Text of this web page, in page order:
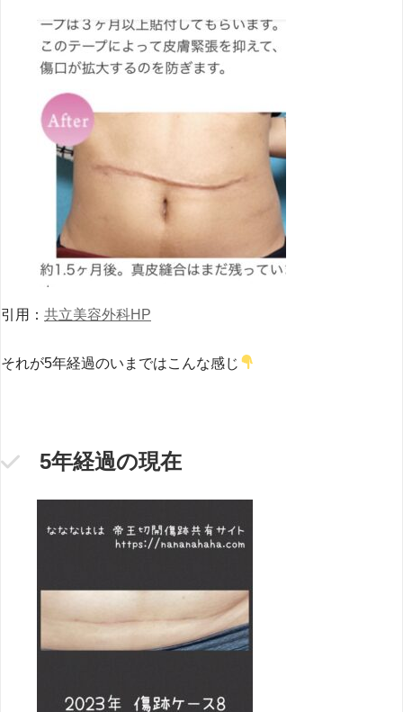
引用： 共立美容外科HP
それが5年経過のいまではこんな感じ
5年経過の現在